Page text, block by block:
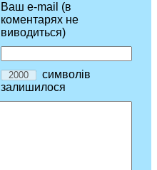
Ваш e-mail (в
коментарях не
виводиться)
символів
залишилося